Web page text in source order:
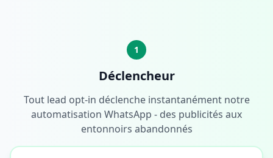
1
Déclencheur
Tout lead opt-in déclenche instantanément notre
automatisation WhatsApp - des publicités aux
entonnoirs abandonnés